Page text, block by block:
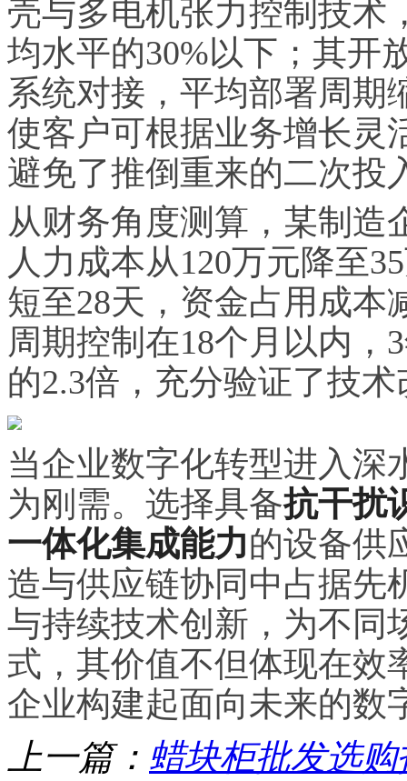
壳与多电机张力控制技术
均水平的30%以下；其开
系统对接，平均部署周期
使客户可根据业务增长灵
避免了推倒重来的二次投
从财务角度测算，某制造
人力成本从120万元降至
短至28天，资金占用成本
周期控制在18个月以内，
的2.3倍，充分验证了技
当企业数字化转型进入深
为刚需。选择具备抗干扰
一体化集成能力的设备供
造与供应链协同中占据先
与持续技术创新，为不同
式，其价值不但体现在效
企业构建起面向未来的数
上一篇： 蜡块柜批发选